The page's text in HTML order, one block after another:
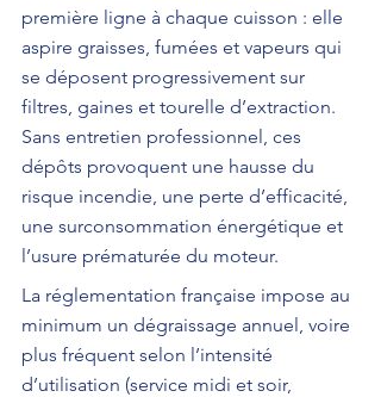
première ligne à chaque cuisson : elle
aspire graisses, fumées et vapeurs qui
se déposent progressivement sur
filtres, gaines et tourelle d’extraction.
Sans entretien professionnel, ces
dépôts provoquent une hausse du
risque incendie, une perte d’efficacité,
une surconsommation énergétique et
l’usure prématurée du moteur.
La réglementation française impose au
minimum un dégraissage annuel, voire
plus fréquent selon l’intensité
d’utilisation (service midi et soir,